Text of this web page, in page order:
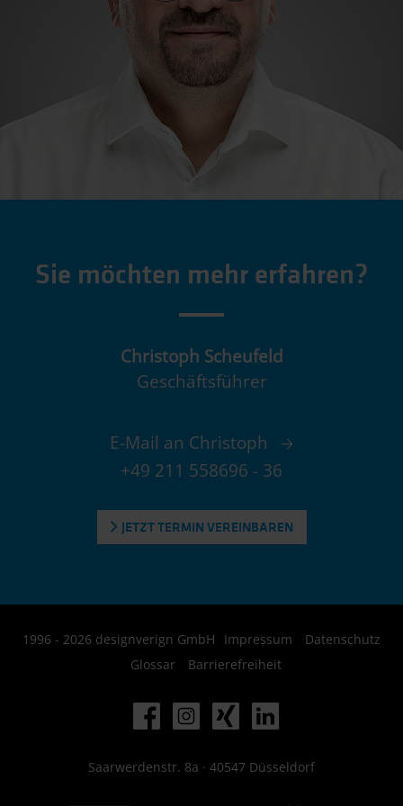
Sie möchten mehr erfahren?
Christoph Scheufeld
Geschäftsführer
E-Mail an Christoph
+49 211 558696 - 36
JETZT TERMIN VEREINBAREN
1996 - 2026 designverign GmbH Impressum
Datenschutz
Glossar
Barrierefreiheit
Saarwerdenstr. 8a · 40547 Düsseldorf